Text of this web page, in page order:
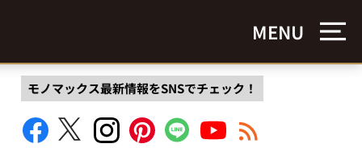
MENU
モノマックス最新情報をSNSでチェック！